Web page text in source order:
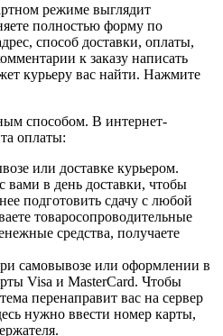
режиме выглядит
полностью форму по
способ доставки, оплаты,
к заказу написать
курьеру вас найти. Нажмите
способом. В интернет-
оплаты:
или доставке курьером.
вами в день доставки, чтобы
подготовить сдачу с любой
товаросопроводительные
средства, получаете
самовывозе или оформлении в
Visa и MasterCard. Чтобы
перенаправит вас на сервер
нужно ввести номер карты,